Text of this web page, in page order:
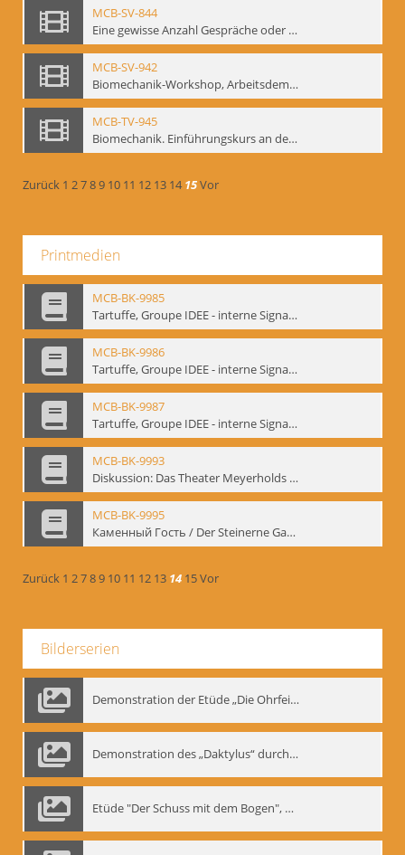
MCB-SV-844
Eine gewisse Anzahl Gespräche oder das völlig unbearbeitete Stundenbuch, Berlin 1995.
MCB-SV-942
Biomechanik-Workshop, Arbeitsdemonstration in der Staatsoper unter den Linden 2002
MCB-TV-945
Biomechanik. Einführungskurs an der HfS "Ernst Busch" 1995 (Vorarbeiten zu den Inszenierungen von T. Ostermeier u. Chr. v. Treskow). Teil 2
Zurück 1 2789 10 11 12 13 14 15Vor
Printmedien
MCB-BK-9985
Tartuffe, Groupe IDEE - interne Signatur: BM-prt-192
MCB-BK-9986
Tartuffe, Groupe IDEE - interne Signatur: BM-prt-193
MCB-BK-9987
Tartuffe, Groupe IDEE - interne Signatur: BM-prt-194
MCB-BK-9993
Diskussion: Das Theater Meyerholds und die Biomechanik, 18.09.1995 - interne Signatur: BM-prt-200
MCB-BK-9995
Каменный Гость / Der Steinerne Gast - interne Signatur: BM-prt-202
Zurück 1 2789 10 11 12 13 14 15Vor
Bilderserien
Demonstration der Etüde „Die Ohrfeige“
Demonstration des „Daktylus“ durch Gennadij Nikolajewitsch Bogdanow, Berlin 1991
Etüde "Der Schuss mit dem Bogen", Gennadij Bogdanow